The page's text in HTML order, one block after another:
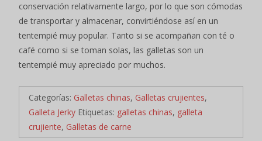
conservación relativamente largo, por lo que son cómodas
de transportar y almacenar, convirtiéndose así en un
tentempié muy popular. Tanto si se acompañan con té o
café como si se toman solas, las galletas son un
tentempié muy apreciado por muchos.
Categorías: Galletas chinas, Galletas crujientes,
Galleta Jerky Etiquetas: galletas chinas, galleta
crujiente, Galletas de carne